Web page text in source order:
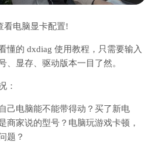
看电脑显卡配置!
懂的 dxdiag 使用教程，只需要输入
、显存、驱动版本一目了然。
：
己电脑能不能带得动？ 买了新电
商家说的型号？ 电脑玩游戏卡顿，
题？